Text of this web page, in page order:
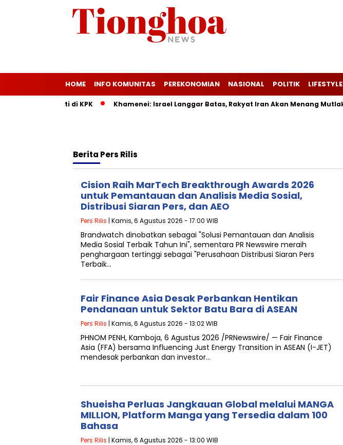
HOME INFO KOMUNITAS PEREKONOMIAN NASIONAL POLITIK LIFESTYLE
Bukti di KPK Khamenei: Israel Langgar Batas, Rakyat Iran Akan Menang Mutlak
Berita Pers Rilis
Cision Raih MarTech Breakthrough Awards 2026
untuk Pemantauan dan Analisis Media Sosial,
Distribusi Siaran Pers, dan AEO
Pers Rilis | Kamis, 6 Agustus 2026 - 17:00 WIB
Brandwatch dinobatkan sebagai "Solusi Pemantauan dan Analisis
Media Sosial Terbaik Tahun Ini", sementara PR Newswire meraih
penghargaan tertinggi sebagai "Perusahaan Distribusi Siaran Pers
Terbaik…
Fair Finance Asia Desak Perbankan Hentikan
Pendanaan untuk Sektor Batu Bara di ASEAN
Pers Rilis | Kamis, 6 Agustus 2026 - 13:02 WIB
PHNOM PENH, Kamboja, 6 Agustus 2026 /PRNewswire/ — Fair Finance
Asia (FFA) bersama Influencing Just Energy Transition in ASEAN (I-JET)
mendesak perbankan dan investor…
Shueisha Perluas Jangkauan Global melalui MANGA
MILLION, Platform Manga yang Tersedia dalam 100
Bahasa
Pers Rilis | Kamis, 6 Agustus 2026 - 13:00 WIB